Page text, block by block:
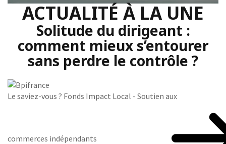
ACTUALITÉ À LA UNE
Solitude du dirigeant :
comment mieux s’entourer
sans perdre le contrôle ?
Le saviez-vous ? Fonds Impact Local - Soutien aux
commerces indépendants